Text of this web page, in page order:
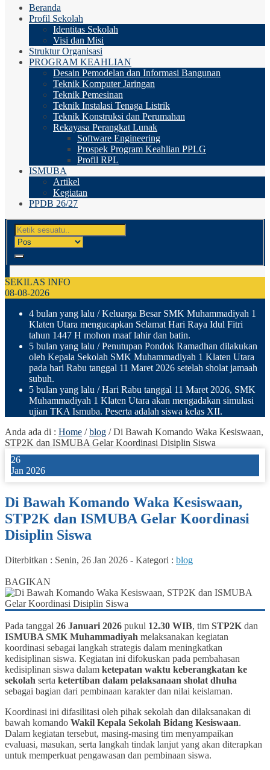
Beranda
Profil Sekolah
Identitas Sekolah
Visi dan Misi
Struktur Organisasi
PROGRAM KEAHLIAN
Desain Pemodelan dan Informasi Bangunan
Teknik Komputer Jaringan
Teknik Pemesinan
Teknik Instalasi Tenaga Listrik
Teknik Konstruksi dan Perumahan
Rekayasa Perangkat Lunak
Software Engineering
Prospek Program Keahlian PPLG
Profil RPL
ISMUBA
Artikel
Kegiatan
PPDB 26/27
SEKILAS INFO
08-08-2026
4 bulan yang lalu / Keluarga Besar SMK Muhammadiyah 1
Klaten Utara mengucapkan Selamat Hari Raya Idul Fitri
tahun 1447 H mohon maaf lahir dan batin.
5 bulan yang lalu / Penutupan Pondok Ramadhan dilakukan
oleh Kepala Sekolah SMK Muhammadiyah 1 Klaten Utara
pada hari Rabu tanggal 11 Maret 2026 setelah sholat jamaah
subuh.
5 bulan yang lalu / Hari Rabu tanggal 11 Maret 2026, SMK
Muhammadiyah 1 Klaten Utara akan mengadakan simulasi
ujian TKA Ismuba. Peserta adalah siswa kelas XII.
Anda ada di : Home /blog /Di Bawah Komando Waka Kesiswaan,
STP2K dan ISMUBA Gelar Koordinasi Disiplin Siswa
26
Jan 2026
Di Bawah Komando Waka Kesiswaan,
STP2K dan ISMUBA Gelar Koordinasi
Disiplin Siswa
Diterbitkan : Senin, 26 Jan 2026 - Kategori : blog
BAGIKAN
Pada tanggal 26 Januari 2026 pukul 12.30 WIB, tim STP2Kdan
ISMUBA SMK Muhammadiyah melaksanakan kegiatan
koordinasi sebagai langkah strategis dalam meningkatkan
kedisiplinan siswa. Kegiatan ini difokuskan pada pembahasan
kedisiplinan siswa dalam ketepatan waktu keberangkatan ke
sekolah serta ketertiban dalam pelaksanaan sholat dhuha
sebagai bagian dari pembinaan karakter dan nilai keislaman.
Koordinasi ini difasilitasi oleh pihak sekolah dan dilaksanakan di
bawah komando Wakil Kepala Sekolah Bidang Kesiswaan.
Dalam kegiatan tersebut, masing-masing tim menyampaikan
evaluasi, masukan, serta langkah tindak lanjut yang akan diterapkan
untuk memperkuat pengawasan dan pembinaan siswa.